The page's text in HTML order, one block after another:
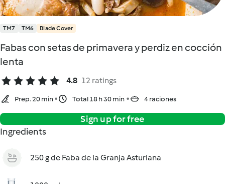
TM7 TM6 Blade Cover
Fabas con setas de primavera y perdiz en cocción
lenta
4.8 12 ratings
Prep. 20 min Total 18 h 30 min 4 raciones
Sign up for free
Ingredients
250 g de Faba de la Granja Asturiana